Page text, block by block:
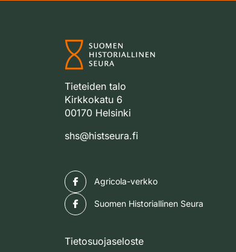
Tieteiden talo
Kirkkokatu 6
00170 Helsinki
shs@histseura.fi
Agricola-verkko
Suomen Historiallinen Seura
Tietosuojaseloste